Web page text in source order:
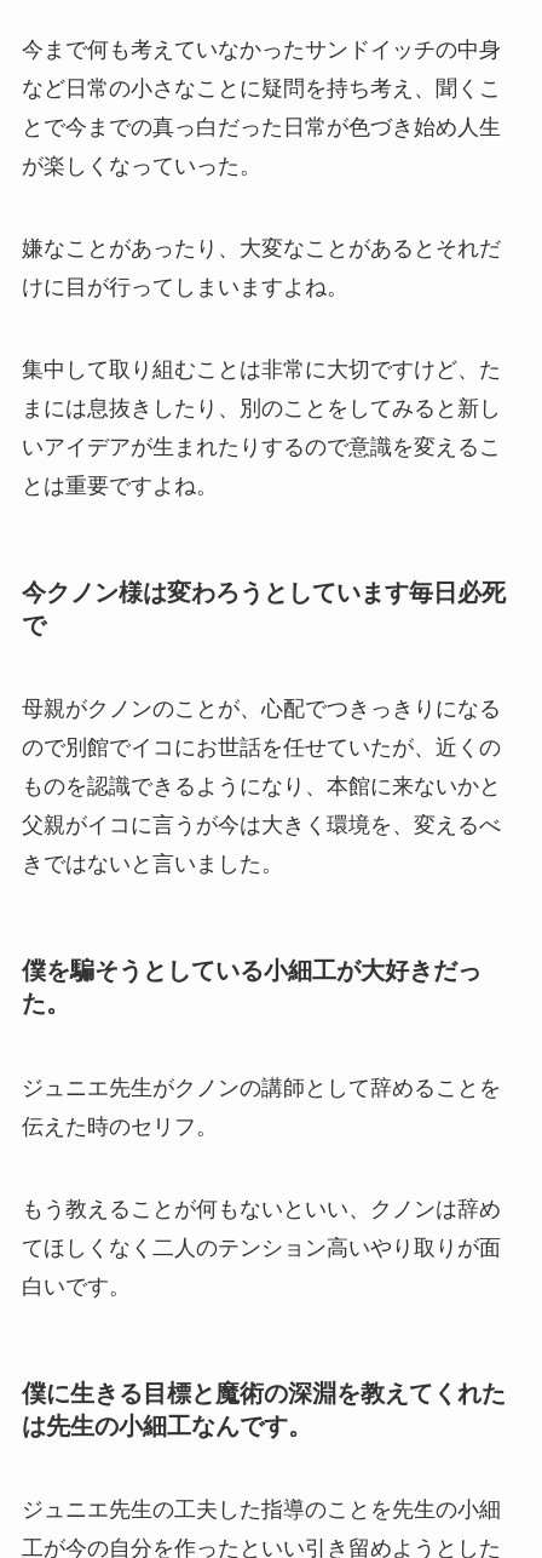
今まで何も考えていなかったサンドイッチの中身
など日常の小さなことに疑問を持ち考え、聞くこ
とで今までの真っ白だった日常が色づき始め人生
が楽しくなっていった。
嫌なことがあったり、大変なことがあるとそれだ
けに目が行ってしまいますよね。
集中して取り組むことは非常に大切ですけど、た
まには息抜きしたり、別のことをしてみると新し
いアイデアが生まれたりするので意識を変えるこ
とは重要ですよね。
今クノン様は変わろうとしています毎日必死
で
母親がクノンのことが、心配でつきっきりになる
ので別館でイコにお世話を任せていたが、近くの
ものを認識できるようになり、本館に来ないかと
父親がイコに言うが今は大きく環境を、変えるべ
きではないと言いました。
僕を騙そうとしている小細工が大好きだっ
た。
ジュニエ先生がクノンの講師として辞めることを
伝えた時のセリフ。
もう教えることが何もないといい、クノンは辞め
てほしくなく二人のテンション高いやり取りが面
白いです。
僕に生きる目標と魔術の深淵を教えてくれた
は先生の小細工なんです。
ジュニエ先生の工夫した指導のことを先生の小細
工が今の自分を作ったといい引き留めようとした